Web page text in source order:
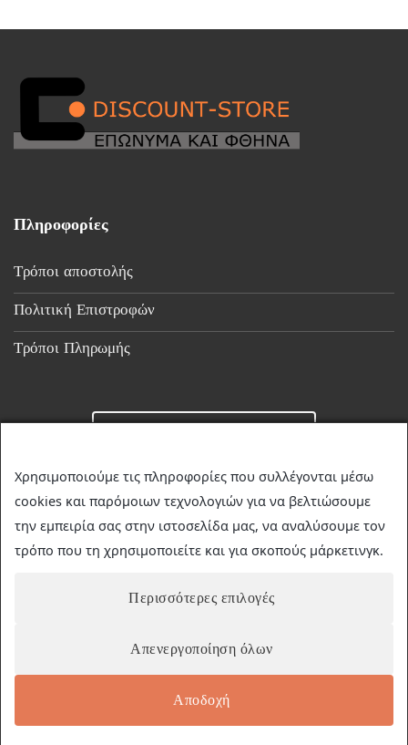
Πληροφορίες
Τρόποι αποστολής
Πολιτική Επιστροφών
Τρόποι Πληρωμής
☎23510 36349
✉discountstore.gr@gmail.com
Χρησιμοποιούμε τις πληροφορίες που συλλέγονται μέσω
cookies και παρόμοιων τεχνολογιών για να βελτιώσουμε
την εμπειρία σας στην ιστοσελίδα μας, να αναλύσουμε τον
τρόπο που τη χρησιμοποιείτε και για σκοπούς μάρκετινγκ.
Περισσότερες επιλογές
Απενεργοποίηση όλων
Αποδοχή